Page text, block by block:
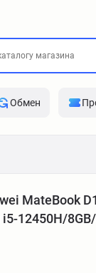
Обмен
MateBook
12450H/